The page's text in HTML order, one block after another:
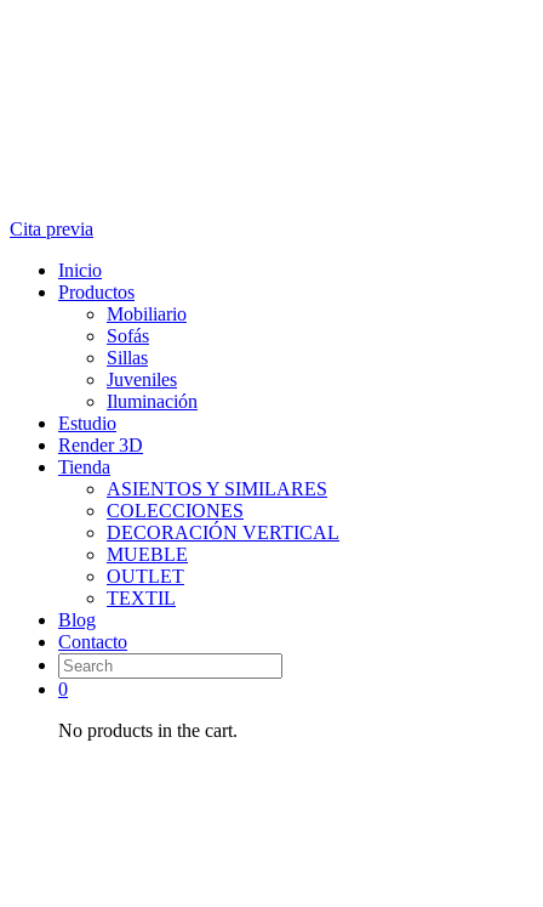
Cita previa
Inicio
Productos
Mobiliario
Sofás
Sillas
Juveniles
Iluminación
Estudio
Render 3D
Tienda
ASIENTOS Y SIMILARES
COLECCIONES
DECORACIÓN VERTICAL
MUEBLE
OUTLET
TEXTIL
Blog
Contacto
0
No products in the cart.